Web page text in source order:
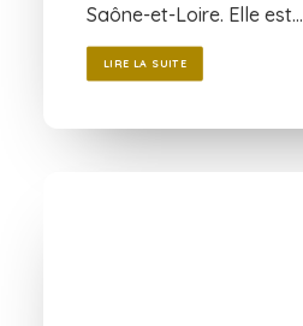
Saône-et-Loire. Elle est…
LIRE LA SUITE